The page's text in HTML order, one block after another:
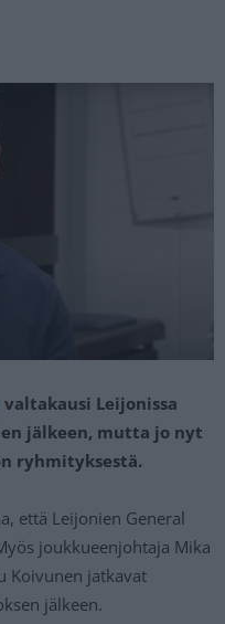
valtakausi Leijonissa
jälkeen, mutta jo nyt
ryhmityksestä.
että Leijonien General
joukkueenjohtaja Mika
Koivunen jatkavat
jälkeen.